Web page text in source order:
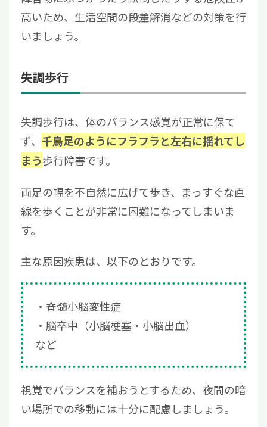
高いため、生活空間の段差解消などの対策を行
いましょう。
失調歩行
失調歩行は、体のバランス感覚が正常に保て
ず、 千鳥足のようにフラフラと左右に揺れてし
まう歩行障害です。
両足の幅を不自然に広げて歩き、まっすぐな直
線を歩くことが非常に困難になってしまいま
す。
主な原因疾患は、以下のとおりです。
脊髄小脳変性症
脳卒中（小脳梗塞・小脳出血）
など
視覚でバランスを補おうとするため、夜間の暗
い場所での移動には十分に配慮しましょう。